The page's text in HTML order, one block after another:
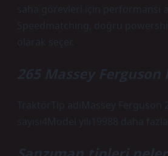
saha görevleri için performansı
Speedmatching, doğru
olarak seçer.
265 Massey Ferguson
TraktörTip adıMassey Ferguson
sayısı4Model yılı19988 daha fazla